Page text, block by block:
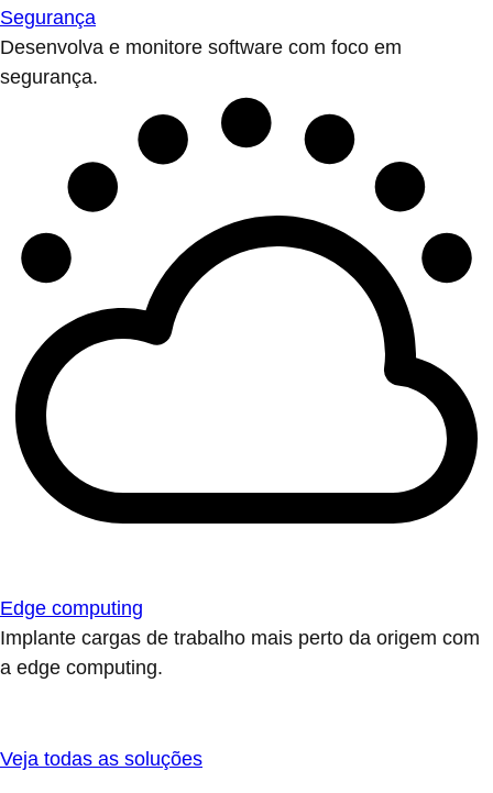
Segurança
Desenvolva e monitore software com foco em
segurança.
Edge computing
Implante cargas de trabalho mais perto da origem com
a edge computing.
Veja todas as soluções